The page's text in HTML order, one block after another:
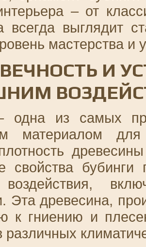
– от
всегда выглядит
мастерства и
И
одна из самых
материалом для
свойства
Эта древесина,
к гниению и
различных